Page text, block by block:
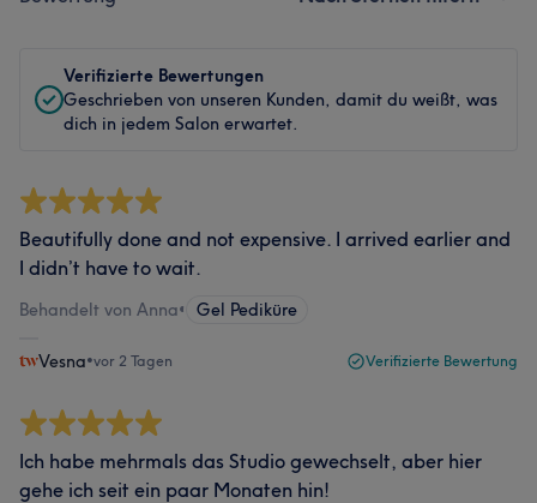
Verifizierte Bewertungen
Geschrieben von unseren Kunden, damit du weißt, was
dich in jedem Salon erwartet.
Beautifully done and not expensive. I arrived earlier and
I didn’t have to wait.
Behandelt von Anna• Gel Pediküre
Vesna•vor 2 Tagen Verifizierte Bewertung
Ich habe mehrmals das Studio gewechselt, aber hier
gehe ich seit ein paar Monaten hin!